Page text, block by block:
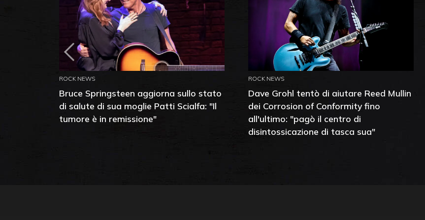
ROCK NEWS
Bruce Springsteen aggiorna sullo stato
di salute di sua moglie Patti Scialfa: "Il
tumore è in remissione"
ROCK NEWS
Dave Grohl tentò di aiutare Reed Mullin
dei Corrosion of Conformity fino
all'ultimo: "pagò il centro di
disintossicazione di tasca sua"